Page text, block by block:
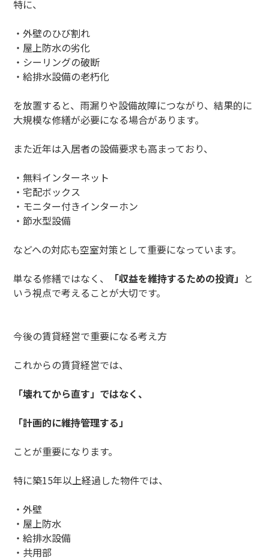
特に、
・外壁のひび割れ
・屋上防水の劣化
・シーリングの破断
・給排水設備の老朽化
を放置すると、雨漏りや設備故障につながり、結果的に
大規模な修繕が必要になる場合があります。
また近年は入居者の設備要求も高まっており、
・無料インターネット
・宅配ボックス
・モニター付きインターホン
・節水型設備
などへの対応も空室対策として重要になっています。
単なる修繕ではなく、
「収益を維持するための投資」 と
いう視点で考えることが大切です。
今後の賃貸経営で重要になる考え方
これからの賃貸経営では、
「壊れてから直す」ではなく、
「計画的に維持管理する」
ことが重要になります。
特に築15年以上経過した物件では、
・外壁
・屋上防水
・給排水設備
・共用部